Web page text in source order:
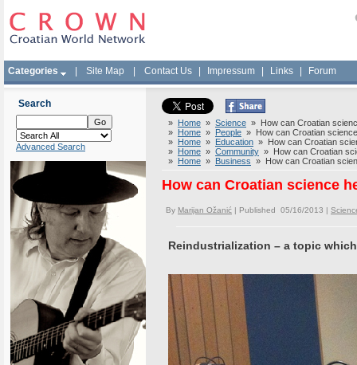
Categories Site Map Contact Us Impressum Links Forum
Search
Advanced Search
» Home » Science » How can Croatian
» Home » People » How can Croatian
» Home » Education » How can Croatian
» Home » Community » How can Croatian
» Home » Business » How can Croatian
How can Croatian science
By Marijan Ožanić | Published 05/16/2013 |
Reindustrialization – a topic